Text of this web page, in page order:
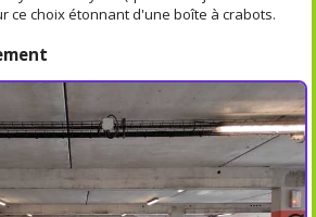
ce choix étonnant d'une boîte à crabots.